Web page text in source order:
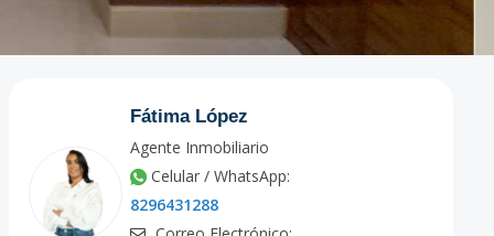
Fátima López
Agente Inmobiliario
Celular / WhatsApp:
8296431288